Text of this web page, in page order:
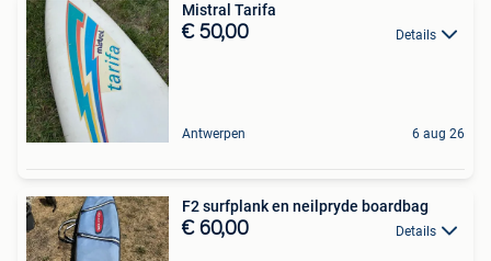
Mistral Tarifa
€ 50,00 Details
Antwerpen 6 aug 26
F2 surfplank en neilpryde boardbag
€ 60,00 Details